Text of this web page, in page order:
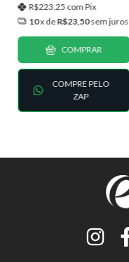
R$223,25 com Pix
10x deR$23,50sem juros
COMPRAR
COMPRE PELO
ZAP